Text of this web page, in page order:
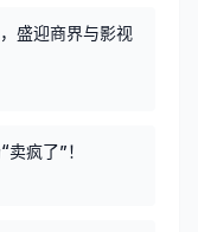
盛迎商界与影视
疯了”！